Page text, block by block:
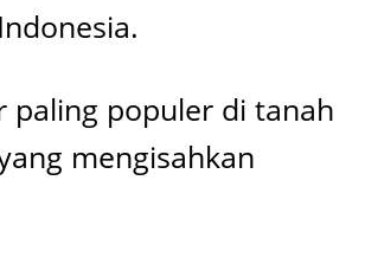
paling populer di tanah
mengisahkan